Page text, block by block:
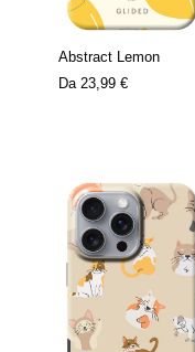
Abstract Lemon
Da 23,99 €